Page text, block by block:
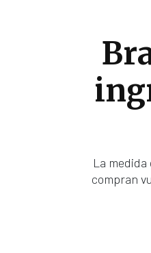
La
compran